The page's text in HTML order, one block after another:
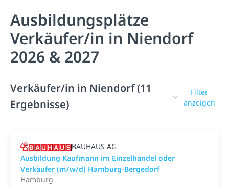
Ausbildungsplätze
Verkäufer/in in Niendorf
2026 & 2027
Verkäufer/in in Niendorf (11
Ergebnisse)
Filter
anzeigen
BAUHAUS AG
Ausbildung Kaufmann im Einzelhandel oder
Verkäufer (m/w/d) Hamburg-Bergedorf
Hamburg